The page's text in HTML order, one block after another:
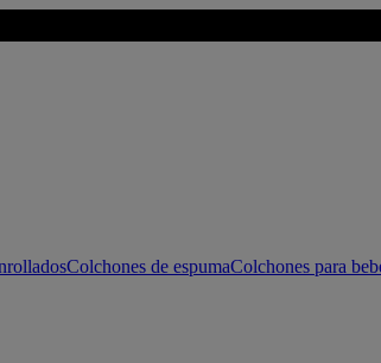
Colchones de espumaColchones para